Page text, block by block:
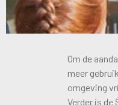
Om de
meer
omgeving
Verder is